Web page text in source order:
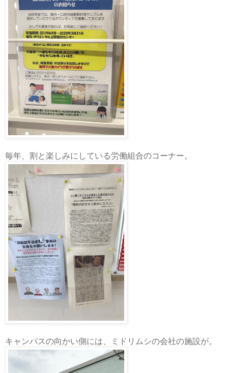
毎年、割と楽しみにしている労働組合のコーナー。
キャンパスの向かい側には、ミドリムシの会社の施設が。